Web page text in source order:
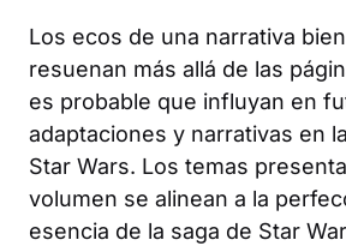
Los ecos de una narrativa
resuenan más allá de las
es probable que influyan en
adaptaciones y narrativas en
Star Wars. Los temas
volumen se alinean a la
esencia de la saga de Star